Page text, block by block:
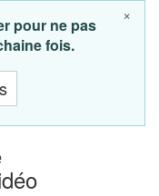
×
pour ne pas
fois.